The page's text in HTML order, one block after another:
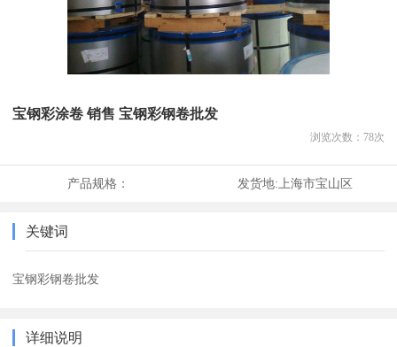
宝钢彩涂卷 销售 宝钢彩钢卷批发
浏览次数： 78次
产品规格： 发货地: 上海市宝山区
关键词
宝钢彩钢卷批发
详细说明